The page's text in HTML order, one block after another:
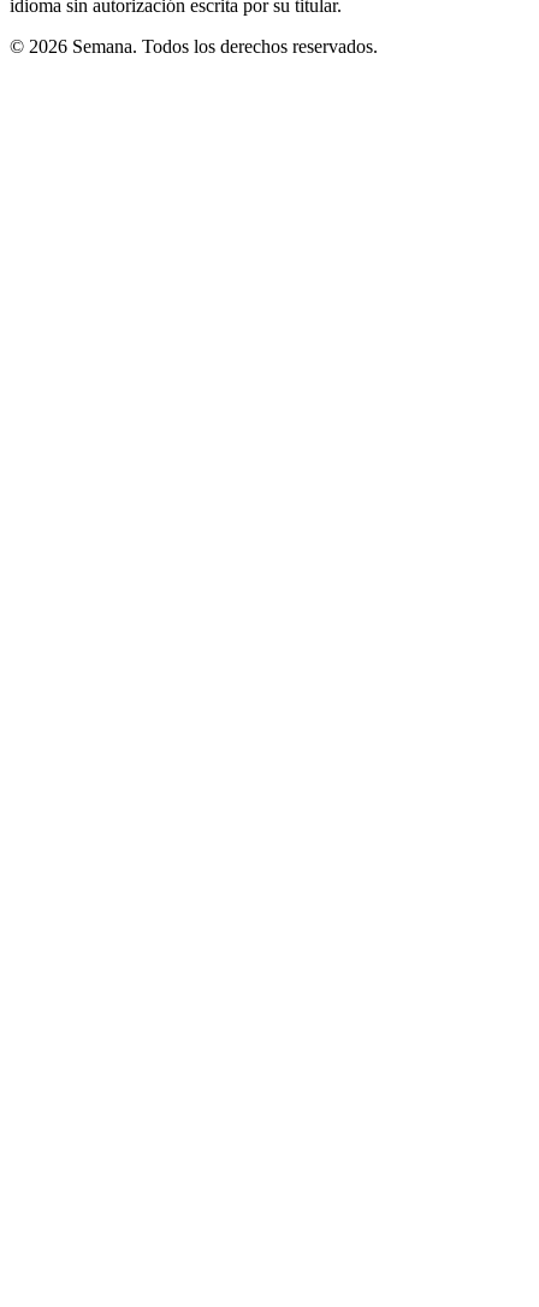
idioma sin autorización escrita por su titular.
© 2026 Semana. Todos los derechos reservados.